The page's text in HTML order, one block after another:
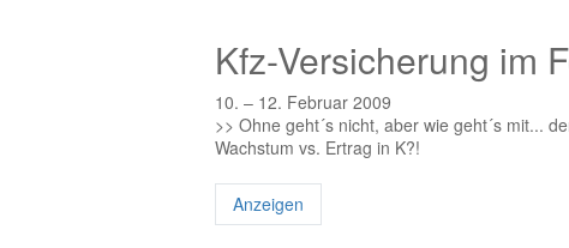
Kfz-Versicherung im
10. – 12. Februar 2009
>> Ohne geht´s nicht, aber wie geht´s mit...
Wachstum vs. Ertrag in K?!
Anzeigen